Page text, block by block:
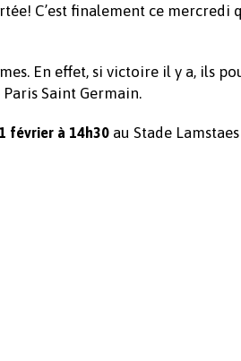
C’est finalement ce mercredi
En effet, si victoire il y a, ils
Saint Germain.
février à 14h30 au Stade